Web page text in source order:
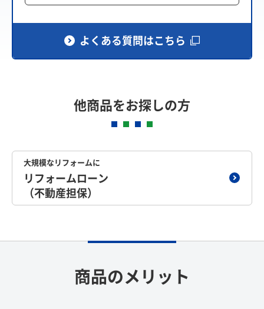
よくある質問はこちら
他商品をお探しの方
大規模なリフォームに
リフォームローン
（不動産担保）
商品のメリット